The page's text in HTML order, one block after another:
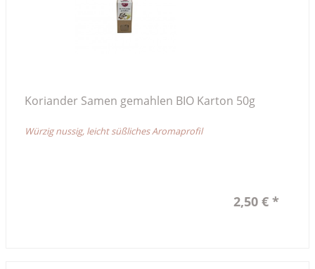
Koriander Samen gemahlen BIO Karton 50g
Würzig nussig, leicht süßliches Aromaprofil
2,50 € *